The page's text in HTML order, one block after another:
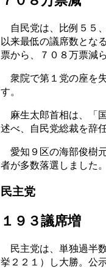
自民党は、比例５５
以来最低の議席数とな
票から、７０８万票減
衆院で第１党の座を
す。
麻生太郎首相は、「
述べ、自民党総裁を辞
愛知９区の海部俊樹
者が多数落選しました。
民主党
１９３議席増
民主党は、単独過半
挙２２１）し大勝。公